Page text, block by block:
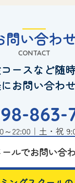
問い合わ
CONTACT
ースなど随
お問い合わ
863-
～22:00｜土・祝
ルでお問い合